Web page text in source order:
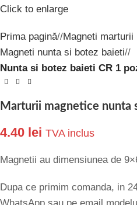
Click to enlarge
Prima pagină/ Magneti marturii
Magneti nunta si botez baieti/
Nunta si botez baieti CR 1
Marturii magnetice nunta
4.40 lei TVA inclus
Magnetii au dimensiunea de
Dupa ce primim comanda, in